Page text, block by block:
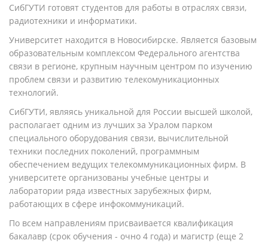
СибГУТИ готовят студентов для работы в отраслях связи,
радиотехники и информатики.
Университет находится в Новосибирске. Является базовым
образовательным комплексом Федерального агентства
связи в регионе, крупным научным центром по изучению
проблем связи и развитию телекомуникационных
технологий.
СибГУТИ, являясь уникальной для России высшей школой,
располагает одним из лучших за Уралом парком
специального оборудования связи, вычислительной
техники последних поколений, программным
обеспечением ведущих телекоммуникационных фирм. В
университете организованы учебные центры и
лаборатории ряда известных зарубежных фирм,
работающих в сфере инфокоммуникаций.
По всем направлениям присваивается квалификация
бакалавр (срок обучения - очно 4 года) и магистр (еще 2